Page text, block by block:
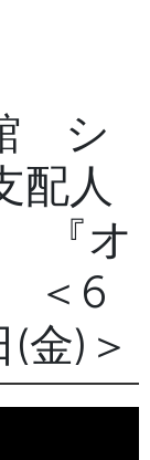
シ
配人
『オ
＜6
金)＞